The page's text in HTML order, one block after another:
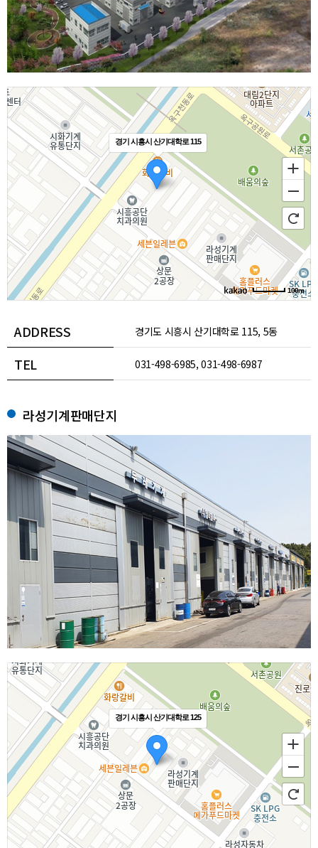
경기 시흥시 산기대학로 115
100m
ADDRESS 경기도 시흥시 산기대학로 115, 5동
103호(정왕동, 시화공작기계단)
TEL 031-498-6985, 031-498-6987
라성기계판매단지
경기 시흥시 산기대학로 125